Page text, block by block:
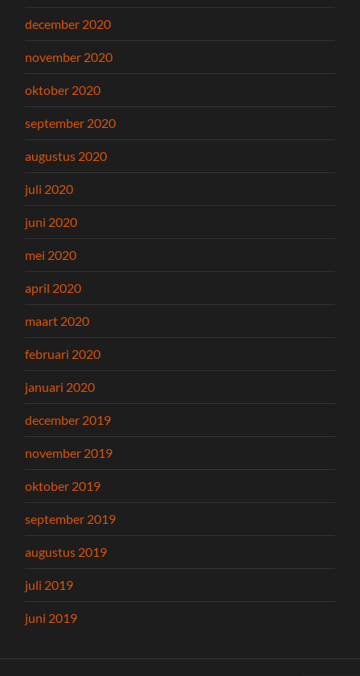
december 2020
november 2020
oktober 2020
september 2020
augustus 2020
juli 2020
juni 2020
mei 2020
april 2020
maart 2020
februari 2020
januari 2020
december 2019
november 2019
oktober 2019
september 2019
augustus 2019
juli 2019
juni 2019